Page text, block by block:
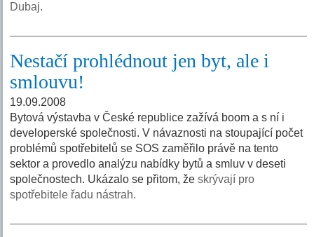
Dubaj.
Nestačí prohlédnout jen byt, ale i
smlouvu!
19.09.2008
Bytová výstavba v České republice zažívá boom a s ní i
developerské společnosti. V návaznosti na stoupající počet
problémů spotřebitelů se SOS zaměřilo právě na tento
sektor a provedlo analýzu nabídky bytů a smluv v deseti
společnostech. Ukázalo se přitom, žeskrývají pro
spotřebitele řadu nástrah.